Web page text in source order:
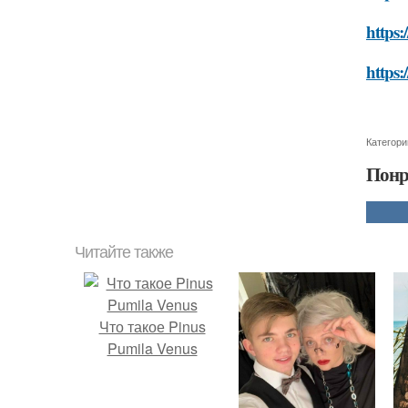
Читайте также
Что такое Pinus
Pumila Venus